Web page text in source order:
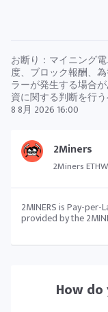
2Miners
2Miners ETHW
2MINERS is Pay-
provided by the
How
お断り：マイニング
度、ブロック報酬、
ラーが発生する場合
資に関する判断を行
8 8月 2026 16:00